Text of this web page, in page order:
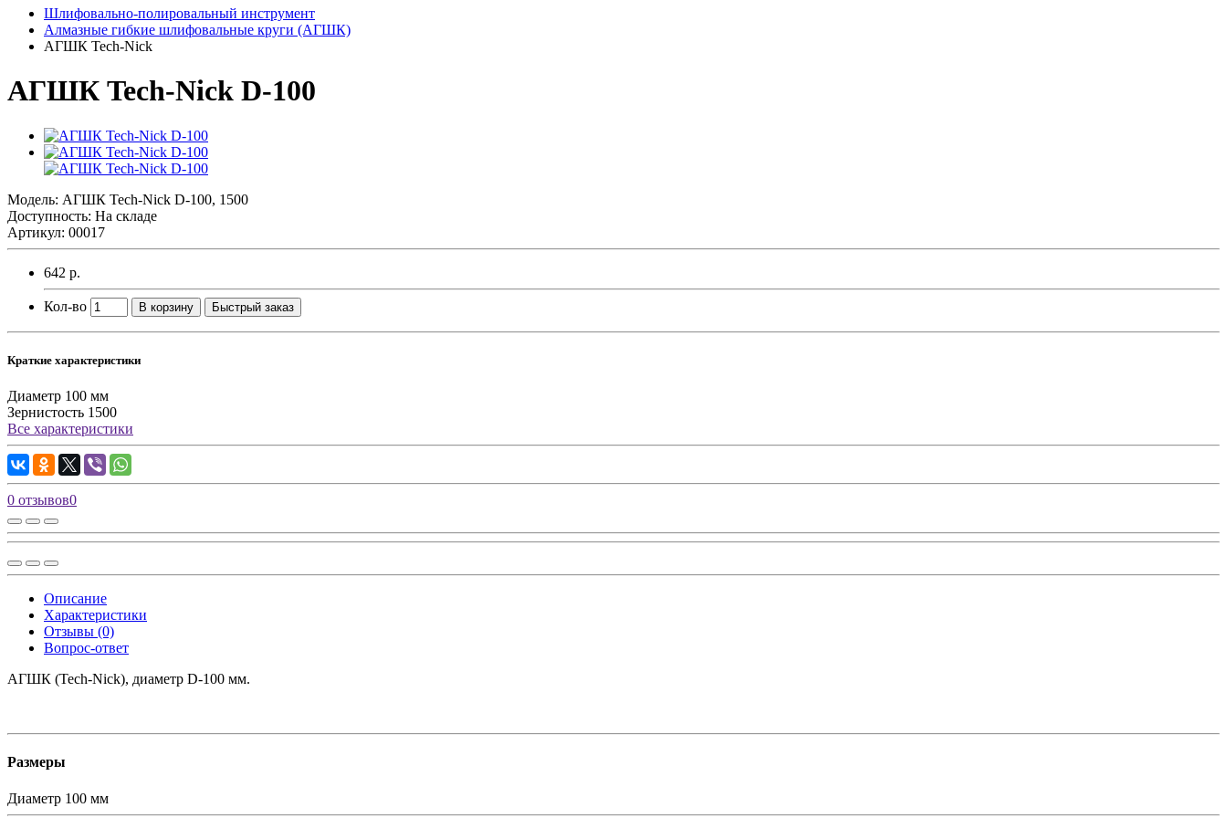
Шлифовально-полировальный инструмент
Алмазные гибкие шлифовальные круги (АГШК)
АГШК Tech-Nick
АГШК Tech-Nick D-100
Модель: АГШК Tech-Nick D-100, 1500
Доступность: На складе
Артикул: 00017
642 р.
Кол-во В корзину Быстрый заказ
Краткие характеристики
Диаметр 100 мм
Зернистость 1500
Все характеристики
0 отзывов0
Описание
Характеристики
Отзывы (0)
Вопрос-ответ
АГШК (Tech-Nick), диаметр D-100 мм.
Размеры
Диаметр 100 мм